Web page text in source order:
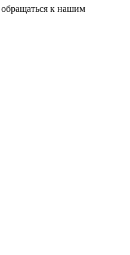
к нашим